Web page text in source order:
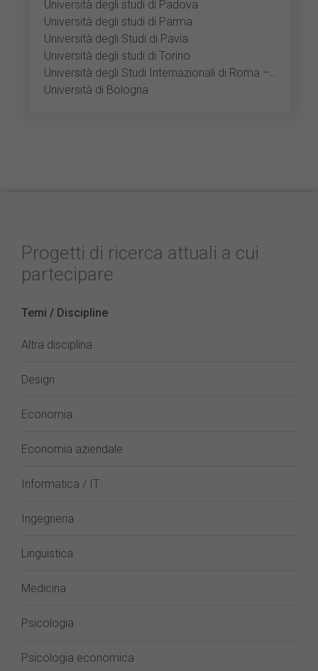
Università degli studi di Padova
Università degli studi di Parma
Università degli Studi di Pavia
Università degli studi di Torino
Università degli Studi Internazionali di Roma – UNINT
Università di Bologna
Progetti di ricerca attuali a cui
partecipare
Temi / Discipline
Altra disciplina
Design
Economia
Economia aziendale
Informatica / IT
Ingegneria
Linguistica
Medicina
Psicologia
Psicologia economica